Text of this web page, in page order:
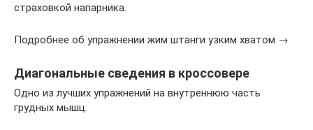
страховкой напарника.
Подробнее об упражнении жим штанги узким хватом →
Диагональные сведения в кроссовере
Одно из лучших упражнений на внутреннюю часть
грудных мышц.